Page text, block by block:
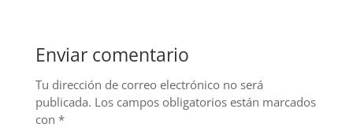
b
o
o
k
n
Enviar comentario
Tu dirección de correo electrónico no será
publicada. Los campos obligatorios están marcados
con *